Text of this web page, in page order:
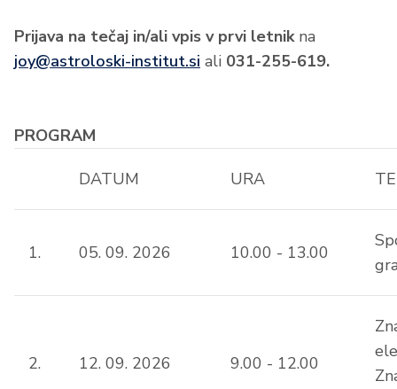
Prijava na tečaj in/ali vpis v prvi letnik na
joy@astroloski-institut.si ali 031-255-619.
PROGRAM
DATUM URA
1. 05. 09. 2026 10.00 - 13.00
2. 12. 09. 2026 9.00 - 12.00